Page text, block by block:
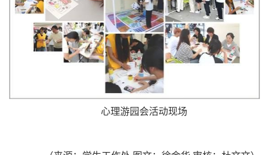
心理游园会活动现场